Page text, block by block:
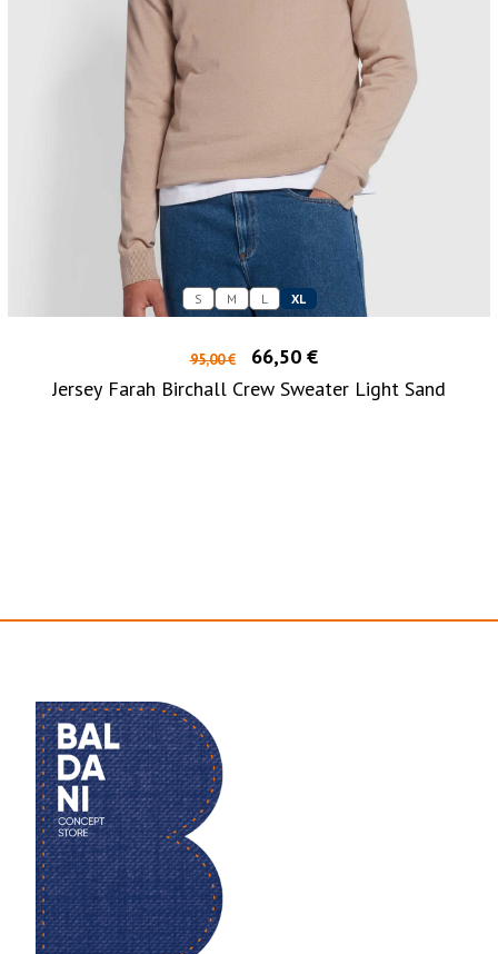
S M L XL
95,00 €
66,50 €
Jersey Farah Birchall Crew Sweater Light Sand